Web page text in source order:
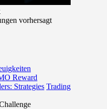
vorhersagt
Reward
Strategies Trading